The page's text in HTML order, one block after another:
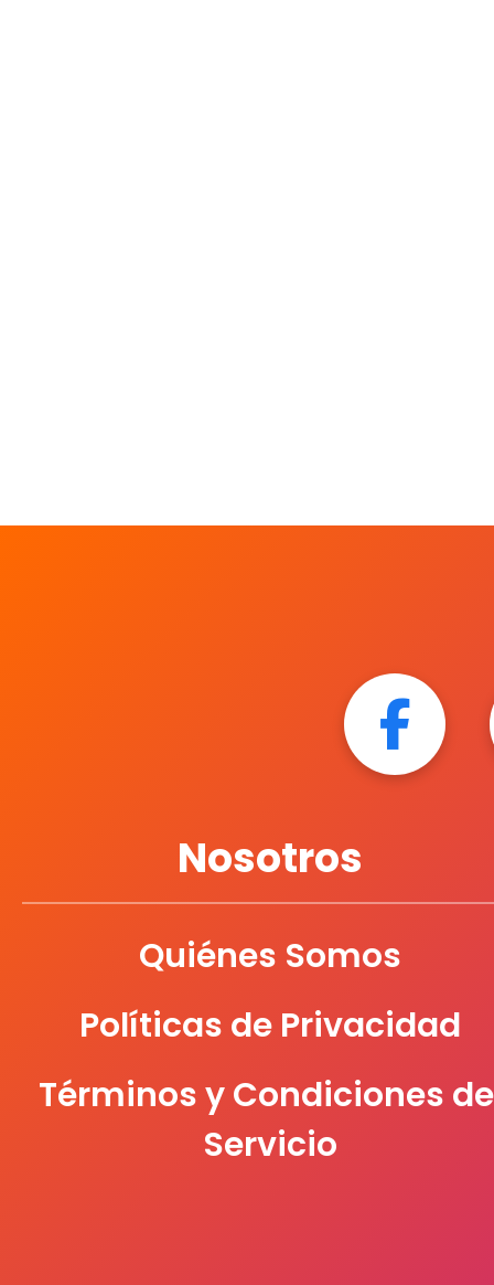
Nosotros
Quiénes Somos
Políticas de Privacidad
Términos y Condiciones
Servicio